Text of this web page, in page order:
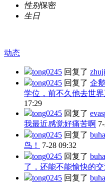
性别保密
生日
动态
tong0245 回复了
tong0245 回复了 企
学位，前不久他去世
17:29
tong0245 回复了
我最近感觉好痛苦啊
tong0245 回复了
鸟！
7-28 09:32
tong0245 回复了
了，还能不能愉快的交
tong0245 回复了